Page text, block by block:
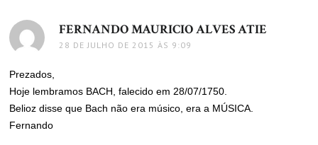
FERNANDO MAURICIO ALVES ATIE
28 DE JULHO DE 2015 ÀS 9:09
Prezados,
Hoje lembramos BACH, falecido em 28/07/1750.
Belioz disse que Bach não era músico, era a MÚSICA.
Fernando